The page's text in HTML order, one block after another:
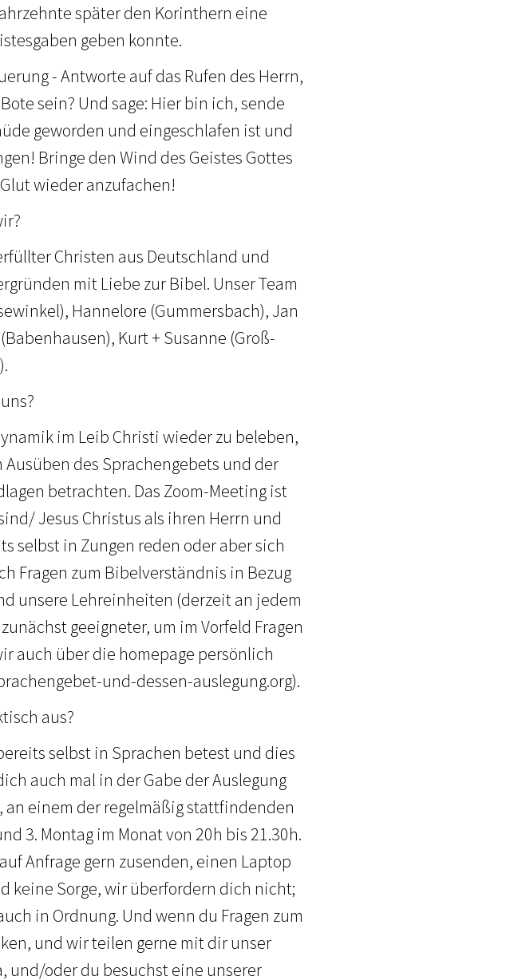
später den Korinthern eine
geben konnte.
- Antworte auf das Rufen des Herrn,
sein? Und sage: Hier bin ich, sende
geworden und eingeschlafen ist und
Bringe den Wind des Geistes Gottes
wieder anzufachen!
Christen aus Deutschland und
mit Liebe zur Bibel. Unser Team
Hannelore (Gummersbach), Jan
Kurt + Susanne (Groß-
im Leib Christi wieder zu beleben,
des Sprachengebets und der
betrachten. Das Zoom-Meeting ist
Jesus Christus als ihren Herrn und
selbst in Zungen reden oder aber sich
Fragen zum Bibelverständnis in Bezug
unsere Lehreinheiten (derzeit an jedem
geeigneter, um im Vorfeld Fragen
auch über die homepage persönlich
und-dessen-auslegung.org).
aus?
selbst in Sprachen betest und dies
auch mal in der Gabe der Auslegung
einem der regelmäßig stattfindenden
3. Montag im Monat von 20h bis 21.30h.
Anfrage gern zusenden, einen Laptop
keine Sorge, wir überfordern dich nicht;
in Ordnung. Und wenn du Fragen zum
und wir teilen gerne mit dir unser
und/oder du besuchst eine unserer